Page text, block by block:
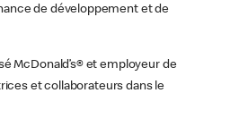
de développement et de
McDonald’s® et employeur de
et collaborateurs dans le